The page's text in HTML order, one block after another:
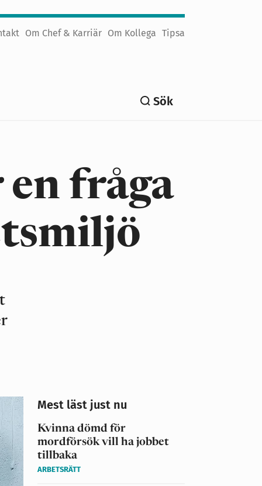
Om Chef & Karriär Om Kollega Tipsa
Sök
fråga
Mest läst just nu
Kvinna dömd för
mordförsök vill ha jobbet
tillbaka
ARBETSRÄTT